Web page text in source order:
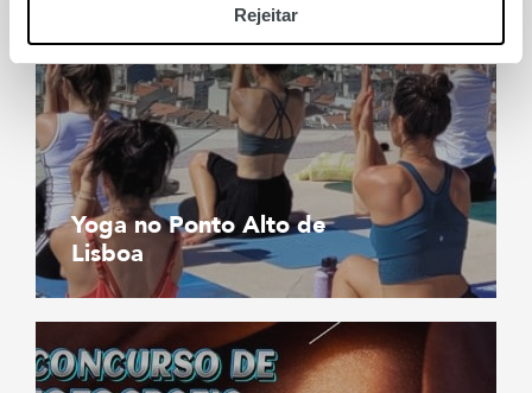
Rejeitar
Yoga no Ponto Alto de
Lisboa